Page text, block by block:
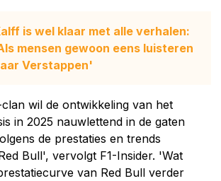
is wel klaar met alle verhalen:
mensen gewoon eens luisteren
Verstappen'
wil de ontwikkeling van het
in 2025 nauwlettend in de gaten
de prestaties en trends
Bull', vervolgt F1-Insider. 'Wat
van Red Bull verder